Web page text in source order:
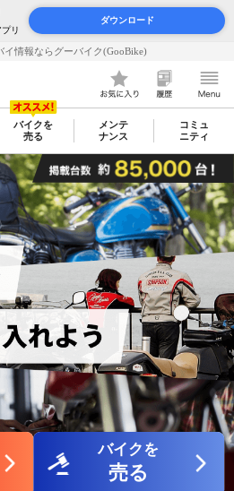
リ
ダウンロード
情報ならグーバイク(GooBike)
バイクを
売る
メンテ
ナンス
コミュ
ニティ
バイクを
売る